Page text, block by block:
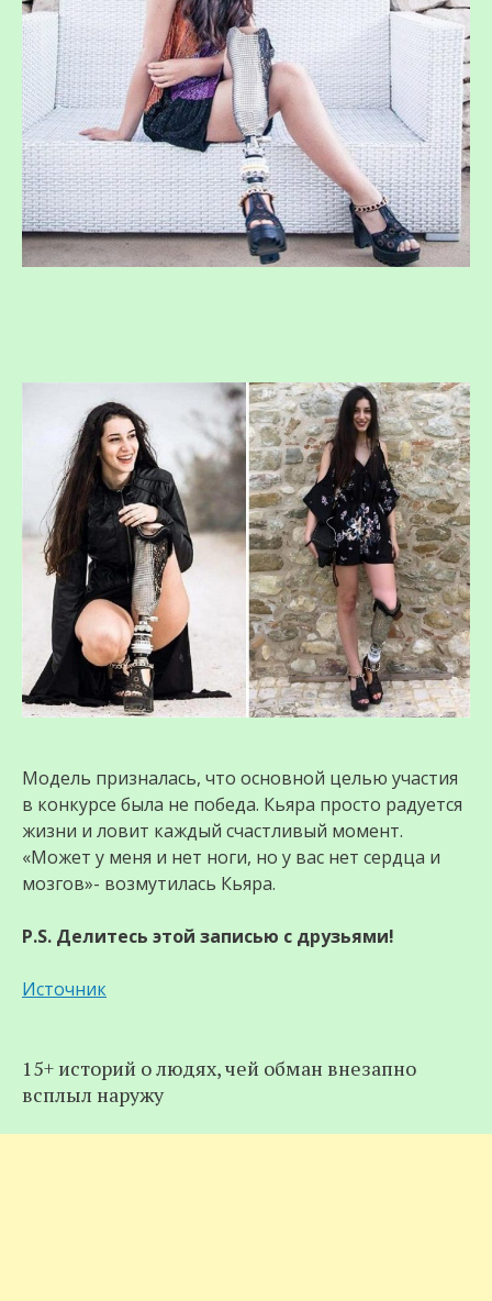
Модель призналась, что основной целью участия
в конкурсе была не победа. Кьяра просто радуется
жизни и ловит каждый счастливый момент.
«Может у меня и нет ноги, но у вас нет сердца и
мозгов»- возмутилась Кьяра.
P.S. Делитесь этой записью с друзьями!
Источник
15+ историй о людях, чей обман внезапно
всплыл наружу